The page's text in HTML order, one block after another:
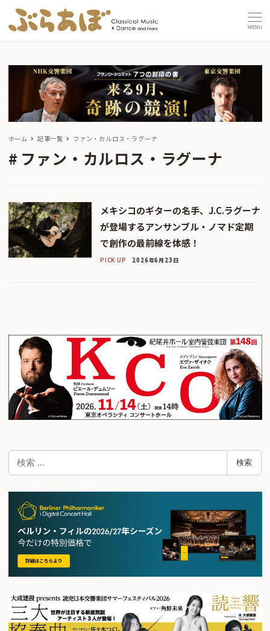
MENU
ホーム 記事一覧 ファン・カルロス・ラグーナ
ファン・カルロス・ラグーナ
メキシコのギターの名手、J.C.ラグーナ
が登場するアンサンブル・ノマド定期
で創作の最前線を体感！
PICK UP 2026年6月23日
検
検索